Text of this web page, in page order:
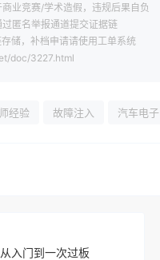
业竞赛/学术造假，违规后果自负
匿名举报通道提交证据链
储，补档申请请使用工单系统
doc/3227.html
经验 故障注入 汽车电子
入门到一次过板